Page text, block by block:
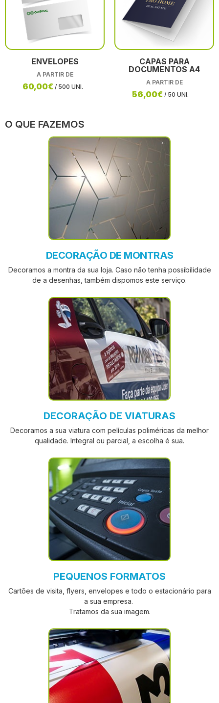
ENVELOPES
A PARTIR DE
60,00€ / 500 UNI.
CAPAS PARA
DOCUMENTOS A4
A PARTIR DE
56,00€ / 50 UNI.
O QUE FAZEMOS
DECORAÇÃO DE MONTRAS
Decoramos a montra da sua loja. Caso não tenha possibilidade
de a desenhas, também dispomos este serviço.
DECORAÇÃO DE VIATURAS
Decoramos a sua viatura com películas poliméricas da melhor
qualidade. Integral ou parcial, a escolha é sua.
PEQUENOS FORMATOS
Cartões de visita, flyers, envelopes e todo o estacionário para
a sua empresa.
Tratamos da sua imagem.